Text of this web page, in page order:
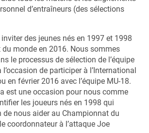
d’entraîneurs (des sélections
des jeunes nés en 1997 et 1998
monde en 2016. Nous sommes
le processus de sélection de l’équipe
l’occasion de participer à l’International
en février 2016 avec l’équipe MU-18.
est une occasion pour nous comme
les joueurs nés en 1998 qui
de nous aider au Championnat du
coordonnateur à l’attaque Joe